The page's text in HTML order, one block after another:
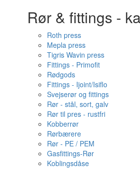
Rør & fittings -
Roth press
Mepla press
Tigris Wavin press
Fittings - Primofit
Rødgods
Fittings - Ijoint/Isiflo
Svejserør og fittings
Rør - stål, sort, galv
Rør til pres - rustfri
Kobberrør
Rørbærere
Rør - PE / PEM
Gasfittings-Rør
Koblingsdåse